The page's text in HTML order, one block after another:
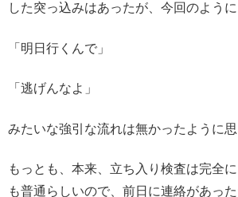
した突っ込みはあったが、今回のように
「明日行くんで」
「逃げんなよ」
みたいな強引な流れは無かったように思
もっとも、本来、立ち入り検査は完全
も普通らしいので、前日に連絡があっ